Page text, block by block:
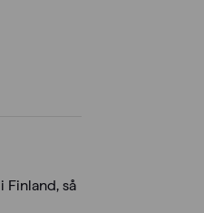
Finland, så